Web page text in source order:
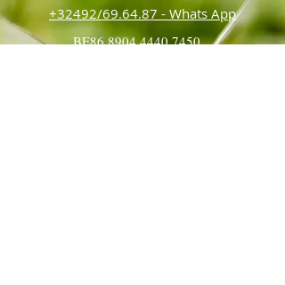
+32492/69.64.87 - Whats App
BE868904 4440 7450